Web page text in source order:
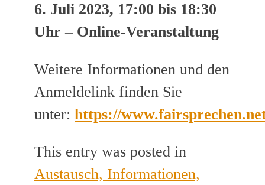
6. Juli 2023, 17:00 bis 18:30
Uhr – Online-Veranstaltung
Weitere Informationen und den
Anmeldelink finden Sie
unter: https://
This entry was posted in
Austausch, Informationen,